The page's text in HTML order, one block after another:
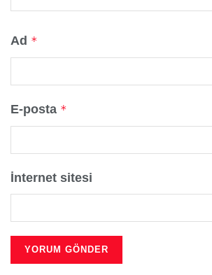
Ad *
E-posta *
İnternet sitesi